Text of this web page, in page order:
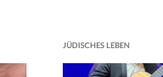
JÜDISCHES LEBEN